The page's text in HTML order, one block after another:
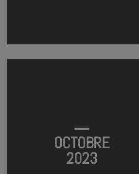
OCTOBRE
2023